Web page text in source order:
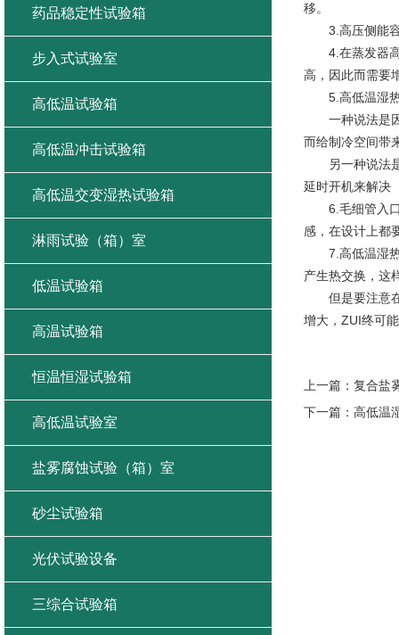
移。
3.高压侧能容
4.在蒸发器高
高，因此而需要
5.高低温湿热
一种说法是因
而给制冷空间带
另一种说法是
延时开机来解决
6.毛细管入口
感，在设计上都
7.高低温湿热
产生热交换，这
但是要注意在
增大，ZUI终可
上一篇： 复合盐
下一篇： 高低温
药品稳定性试验箱
步入式试验室
高低温试验箱
高低温冲击试验箱
高低温交变湿热试验箱
淋雨试验（箱）室
低温试验箱
高温试验箱
恒温恒湿试验箱
高低温试验室
盐雾腐蚀试验（箱）室
砂尘试验箱
光伏试验设备
三综合试验箱